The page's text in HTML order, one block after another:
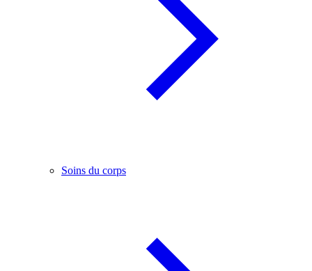
Soins du corps